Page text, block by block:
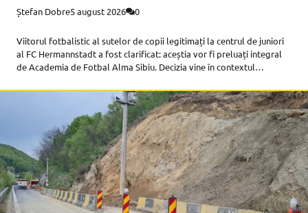
Ștefan Dobre5 august 2026 0
Viitorul fotbalistic al sutelor de copii legitimați la centrul de juniori
al FC Hermannstadt a fost clarificat: aceștia vor fi preluați integral
de Academia de Fotbal Alma Sibiu. Decizia vine în contextul